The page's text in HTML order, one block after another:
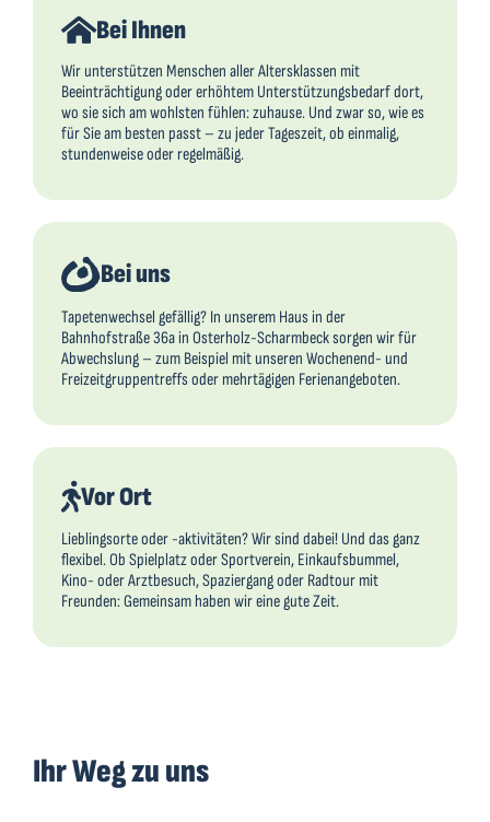
Bei Ihnen
Wir unterstützen Menschen aller Altersklassen mit
Beeinträchtigung oder erhöhtem Unterstützungsbedarf dort,
wo sie sich am wohlsten fühlen: zuhause. Und zwar so, wie es
für Sie am besten passt – zu jeder Tageszeit, ob einmalig,
stundenweise oder regelmäßig.
Bei uns
Tapetenwechsel gefällig? In unserem Haus in der
Bahnhofstraße 36a in Osterholz-Scharmbeck sorgen wir für
Abwechslung – zum Beispiel mit unseren Wochenend- und
Freizeitgruppentreffs oder mehrtägigen Ferienangeboten.
Vor Ort
Lieblingsorte oder -aktivitäten? Wir sind dabei! Und das ganz
flexibel. Ob Spielplatz oder Sportverein, Einkaufsbummel,
Kino- oder Arztbesuch, Spaziergang oder Radtour mit
Freunden: Gemeinsam haben wir eine gute Zeit.
Ihr Weg zu uns